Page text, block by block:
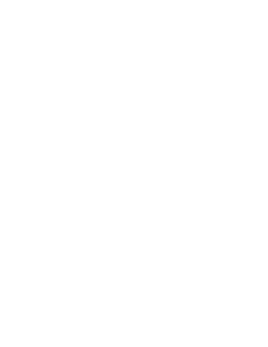
Turnbeutel ocean-
Motiv